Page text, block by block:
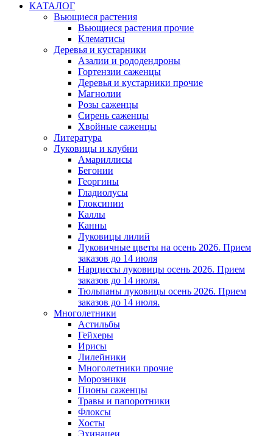
КАТАЛОГ
Вьющиеся растения
Вьющиеся растения прочие
Клематисы
Деревья и кустарники
Азалии и рододендроны
Гортензии саженцы
Деревья и кустарники прочие
Магнолии
Розы саженцы
Сирень саженцы
Хвойные саженцы
Литература
Луковицы и клубни
Амариллисы
Бегонии
Георгины
Гладиолусы
Глоксинии
Каллы
Канны
Луковицы лилий
Луковичные цветы на осень 2026. Прием
заказов до 14 июля
Нарциссы луковицы осень 2026. Прием
заказов до 14 июля.
Тюльпаны луковицы осень 2026. Прием
заказов до 14 июля.
Многолетники
Астильбы
Гейхеры
Ирисы
Лилейники
Многолетники прочие
Морозники
Пионы саженцы
Травы и папоротники
Флоксы
Хосты
Эхинацеи